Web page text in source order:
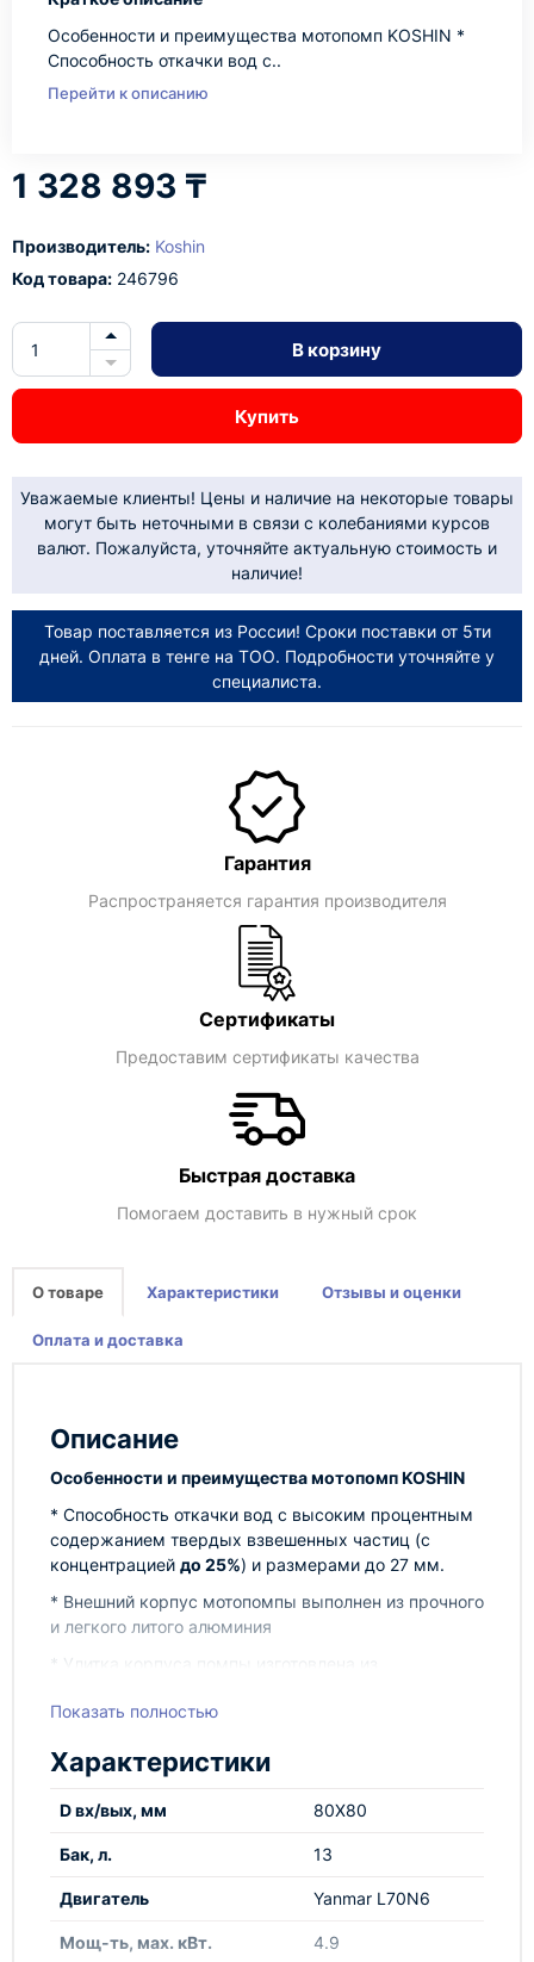
Особенности и преимущества мотопомп KOSHIN *
Способность откачки вод с..
Перейти к описанию
1 328 893 ₸
Производитель: Koshin
Код товара: 246796
В корзину
Купить
Уважаемые клиенты! Цены и наличие на некоторые товары
могут быть неточными в связи с колебаниями курсов
валют. Пожалуйста, уточняйте актуальную стоимость и
наличие!
Товар поставляется из России! Сроки поставки от 5ти
дней. Оплата в тенге на ТОО. Подробности уточняйте у
специалиста.
Гарантия
Распространяется гарантия производителя
Сертификаты
Предоставим сертификаты качества
Быстрая доставка
Помогаем доставить в нужный срок
О товаре Характеристики Отзывы и оценки
Оплата и доставка
Описание
Особенности и преимущества мотопомп KOSHIN
* Способность откачки вод с высоким процентным
содержанием твердых взвешенных частиц (с
концентрацией до 25%) и размерами до 27 мм.
* Внешний корпус мотопомпы выполнен из прочного
и легкого литого алюминия
* Улитка корпуса помпы изготовлена из
шаровидного графита в 6,5 раз более износостойка
* Крыльчатка (рабочее колесо) из хромистого
высоко-легированного чугуна в 12 раз более
износостойкого в сравнении со стандартной
чугунной крыльчаткой
* Торцевое уплотнение из карбида кремния (SIC)
служит в 4-5 раз дольше по сравнению с
углекерамическим торцевым уплотнением.
Показать полностью
Характеристики
D вх/вых, мм 80X80
Бак, л. 13
Двигатель Yanmar L70N6
Мощ-ть, мax. кВт. 4.9